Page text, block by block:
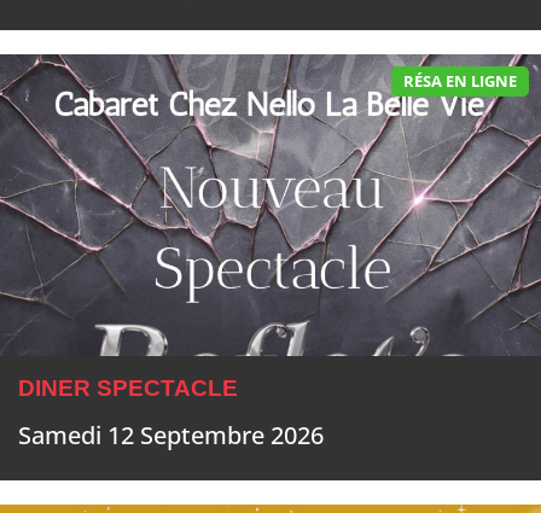
RÉSA EN LIGNE
DINER SPECTACLE
Samedi 12 Septembre 2026